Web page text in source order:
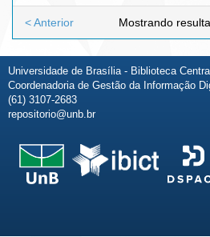
Mostrando
< Anterior
Universidade de Brasília - Biblioteca
Coordenadoria de Gestão da Informação
(61) 3107-2683
repositorio@unb.br